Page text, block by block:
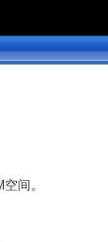
间。